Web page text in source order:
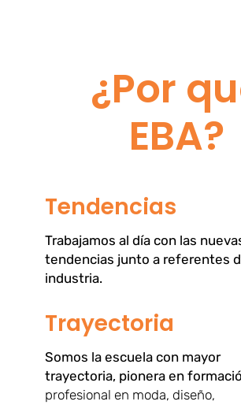
¿Por
EBA?
Tendencias
Trabajamos al día con las
tendencias junto a referentes
industria.
Trayectoria
Somos la escuela con mayor
trayectoria, pionera en
profesional en moda, diseño,